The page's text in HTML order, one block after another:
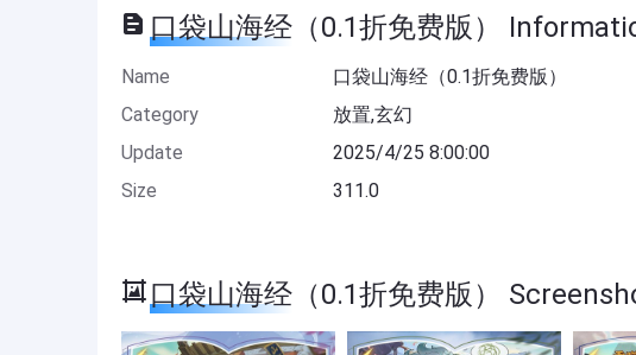
口袋山海经（0.1折免费版）
Name
口袋山海经（0.1折免费版）
Category
放置,玄幻
Update
2025/4/25 8:00:00
Size
311.0
口袋山海经（0.1折免费版）